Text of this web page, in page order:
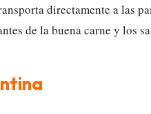
directamente a las
de la buena carne y los